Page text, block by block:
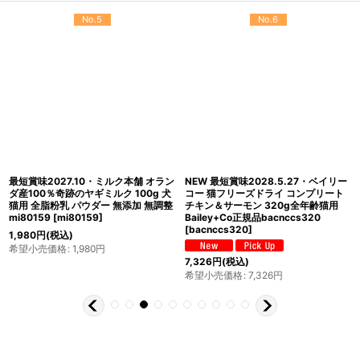
No.5
最短賞味2027.10・ミルク本舗 オラン
ダ産100％奇跡のヤギミルク 100g 犬
猫用 全脂粉乳 パウダー 無添加 無調整
mi80159 [mi80159]
1,980円(税込)
希望小売価格: 1,980円
No.6
NEW 最短賞味2028.5.27・ベイリー
コー 猫フリーズドライ コンプリート
チキン＆サーモン 320g全年齢猫用
Bailey+Co正規品bacnccs320
[bacnccs320]
7,326円(税込)
希望小売価格: 7,326円